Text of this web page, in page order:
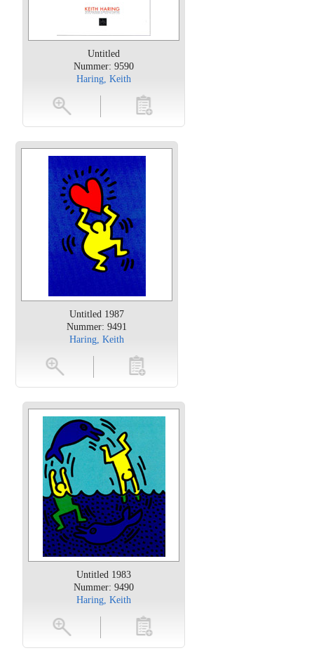
Untitled
Nummer: 9590
Haring, Keith
toevoegen
Untitled 1987
Nummer: 9491
Haring, Keith
toevoegen
Untitled 1983
Nummer: 9490
Haring, Keith
toevoegen